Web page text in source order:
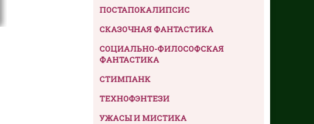
ПОСТАПОКАЛИПСИС
СКАЗОЧНАЯ ФАНТАСТИКА
СОЦИАЛЬНО-ФИЛОСОФСКАЯ
ФАНТАСТИКА
СТИМПАНК
ТЕХНОФЭНТЕЗИ
УЖАСЫ И МИСТИКА